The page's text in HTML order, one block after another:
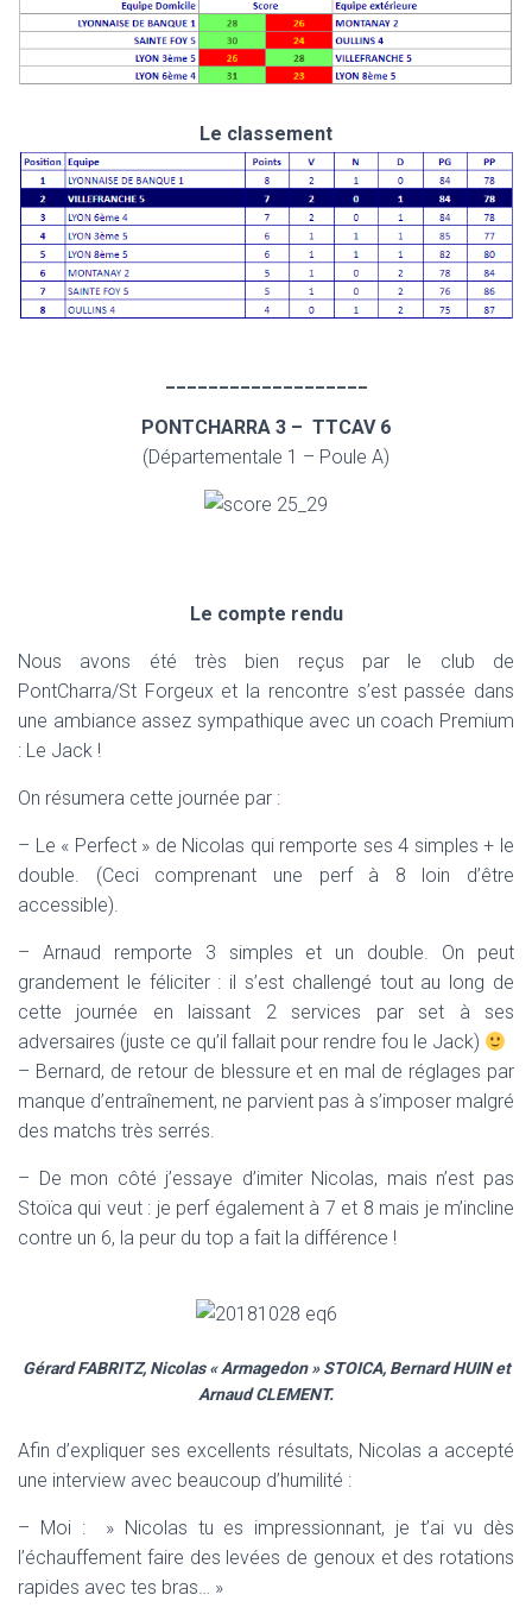
Le classement
PONTCHARRA 3 – TTCAV 6
(Départementale 1 – Poule A)
Le compte rendu
Nous avons été très bien reçus par le club de
PontCharra/St Forgeux et la rencontre s’est passée dans
une ambiance assez sympathique avec un coach Premium
: Le Jack !
On résumera cette journée par :
– Le « Perfect » de Nicolas qui remporte ses 4 simples + le
double. (Ceci comprenant une perf à 8 loin d’être
accessible).
– Arnaud remporte 3 simples et un double. On peut
grandement le féliciter : il s’est challengé tout au long de
cette journée en laissant 2 services par set à ses
adversaires (juste ce qu’il fallait pour rendre fou le Jack)
– Bernard, de retour de blessure et en mal de réglages par
manque d’entraînement, ne parvient pas à s’imposer malgré
des matchs très serrés.
– De mon côté j’essaye d’imiter Nicolas, mais n’est pas
Stoïca qui veut : je perf également à 7 et 8 mais je m’incline
contre un 6, la peur du top a fait la différence !
Gérard FABRITZ, Nicolas « Armagedon » STOICA, Bernard HUIN et
Arnaud CLEMENT.
Afin d’expliquer ses excellents résultats, Nicolas a accepté
une interview avec beaucoup d’humilité :
– Moi : » Nicolas tu es impressionnant, je t’ai vu dès
l’échauffement faire des levées de genoux et des rotations
rapides avec tes bras… »